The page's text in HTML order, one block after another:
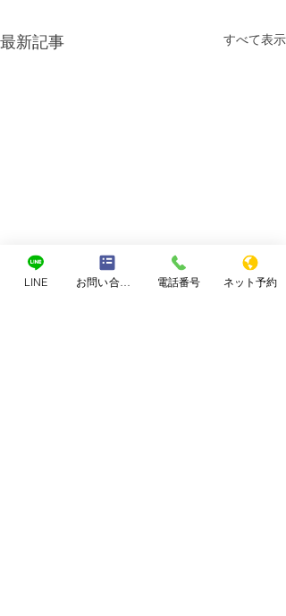
最新記事 すべて表示
LINE お問い合わせフォーム 電話番号 ネット予約